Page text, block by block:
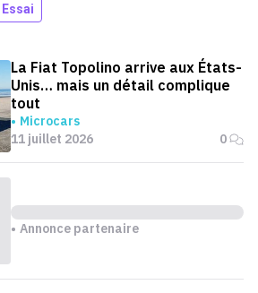
Essai
La Fiat Topolino arrive aux États-
Unis… mais un détail complique
tout
Microcars
11 juillet 2026
0
Annonce partenaire